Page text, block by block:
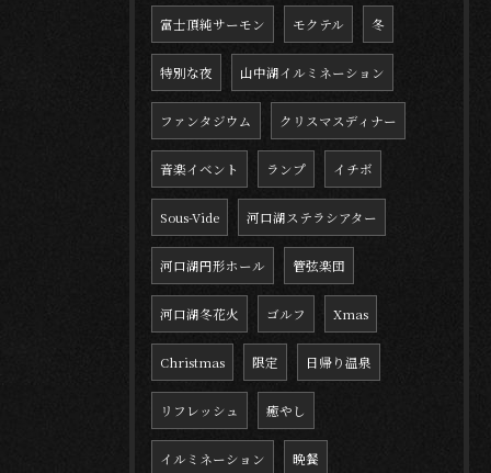
富士頂純サーモン モクテル 冬
特別な夜 山中湖イルミネーション
ファンタジウム クリスマスディナー
音楽イベント ランプ イチボ
Sous-Vide 河口湖ステラシアター
河口湖円形ホール 管弦楽団
河口湖冬花火 ゴルフ Xmas
Christmas 限定 日帰り温泉
リフレッシュ 癒やし
イルミネーション 晩餐